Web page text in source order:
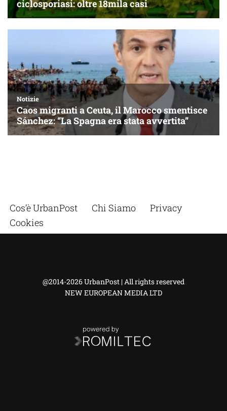
Cos’è UrbanPost Chi Siamo
Privacy
Cookies
@2014-2026 UrbanPost | All rights reserved
NEW EUROPEAN MEDIA LTD